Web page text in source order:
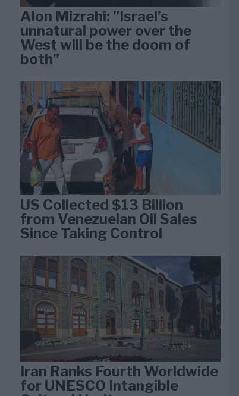
Alon Mizrahi: ”Israel’s
unnatural power over the
West will be the doom of
both”
US Collected $13 Billion
from Venezuelan Oil Sales
Since Taking Control
Iran Ranks Fourth Worldwide
for UNESCO Intangible